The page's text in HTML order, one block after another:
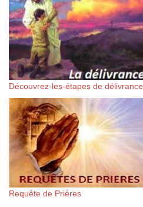
Découvrez-les-étapes de délivrance
Requête de Prières